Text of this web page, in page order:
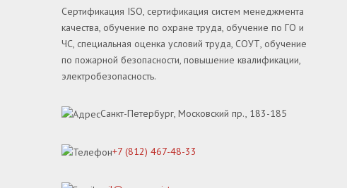
Сертификация ISO, сертификация систем менеджмента
качества, обучение по охране труда, обучение по ГО и
ЧС, специальная оценка условий труда, СОУТ, обучение
по пожарной безопасности, повышение квалификации,
электробезопасность.
Санкт-Петербург, Московский пр., 183-185
+7 (812) 467-48-33